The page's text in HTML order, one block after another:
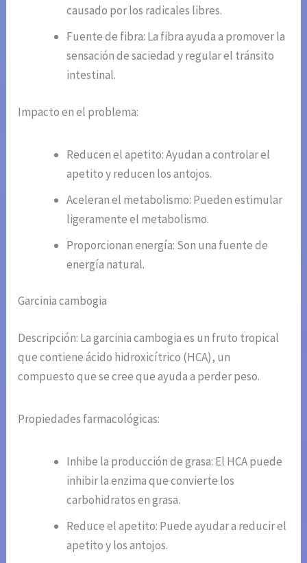
causado por los radicales libres.
Fuente de fibra: La fibra ayuda a promover la
sensación de saciedad y regular el tránsito
intestinal.
Impacto en el problema:
Reducen el apetito: Ayudan a controlar el
apetito y reducen los antojos.
Aceleran el metabolismo: Pueden estimular
ligeramente el metabolismo.
Proporcionan energía: Son una fuente de
energía natural.
Garcinia cambogia
Descripción: La garcinia cambogia es un fruto tropical
que contiene ácido hidroxicítrico (HCA), un
compuesto que se cree que ayuda a perder peso.
Propiedades farmacológicas:
Inhibe la producción de grasa: El HCA puede
inhibir la enzima que convierte los
carbohidratos en grasa.
Reduce el apetito: Puede ayudar a reducir el
apetito y los antojos.